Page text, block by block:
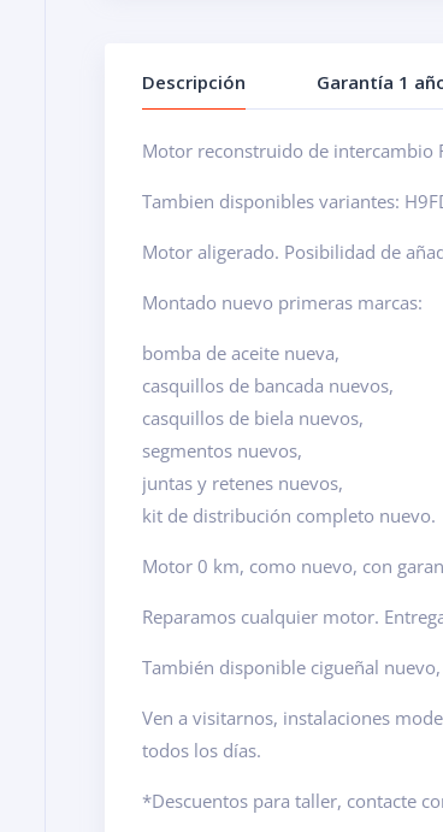
Descripción Garantía 1
Motor reconstruido de intercambio
Tambien disponibles variantes:
Motor aligerado. Posibilidad de
Montado nuevo primeras marcas:
bomba de aceite nueva,
casquillos de bancada nuevos,
casquillos de biela nuevos,
segmentos nuevos,
juntas y retenes nuevos,
kit de distribución completo nuevo.
Motor 0 km, como nuevo, con
Reparamos cualquier motor.
También disponible cigueñal
Ven a visitarnos, instalaciones
todos los días.
*Descuentos para taller, contacte